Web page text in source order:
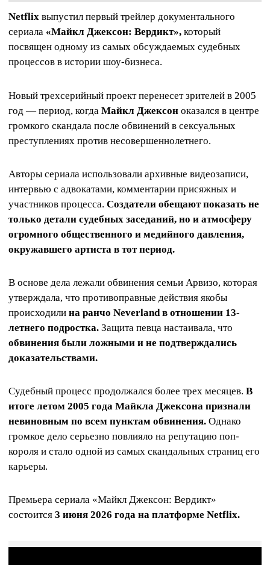
Netflix выпустил первый трейлер документального
сериала «Майкл Джексон: Вердикт», который
посвящен одному из самых обсуждаемых судебных
процессов в истории шоу-бизнеса.
Новый трехсерийный проект перенесет зрителей в 2005
год — период, когда Майкл Джексон оказался в центре
громкого скандала после обвинений в сексуальных
преступлениях против несовершеннолетнего.
Авторы сериала использовали архивные видеозаписи,
интервью с адвокатами, комментарии присяжных и
участников процесса. Создатели обещают показать не
только детали судебных заседаний, но и атмосферу
огромного общественного и медийного давления,
окружавшего артиста в тот период.
В основе дела лежали обвинения семьи Арвизо, которая
утверждала, что противоправные действия якобы
происходили на ранчо Neverland в отношении 13-
летнего подростка. Защита певца настаивала, что
обвинения были ложными и не подтверждались
доказательствами.
Судебный процесс продолжался более трех месяцев. В
итоге летом 2005 года Майкла Джексона признали
невиновным по всем пунктам обвинения. Однако
громкое дело серьезно повлияло на репутацию поп-
короля и стало одной из самых скандальных страниц его
карьеры.
Премьера сериала «Майкл Джексон: Вердикт»
состоится 3 июня 2026 года на платформе Netflix.